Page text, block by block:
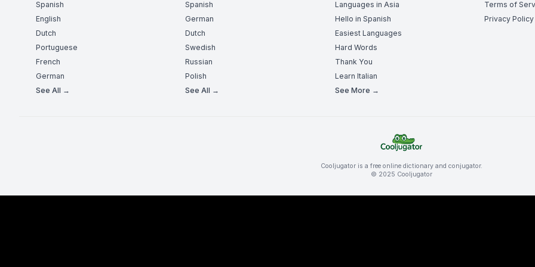
Spanish
English
Dutch
Portuguese
French
German
See All →
Spanish
German
Dutch
Swedish
Russian
Polish
See All →
Languages in Asia
Hello in Spanish
Easiest Languages
Hard Words
Thank You
Learn Italian
See More →
Terms of
Privacy Policy
Cooljugator is a free online dictionary and conjugator.
© 2025 Cooljugator